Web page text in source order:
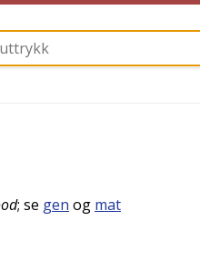
; se gen og mat